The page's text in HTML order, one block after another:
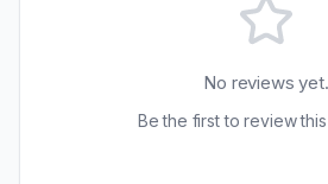
No reviews yet.
Be the first to review